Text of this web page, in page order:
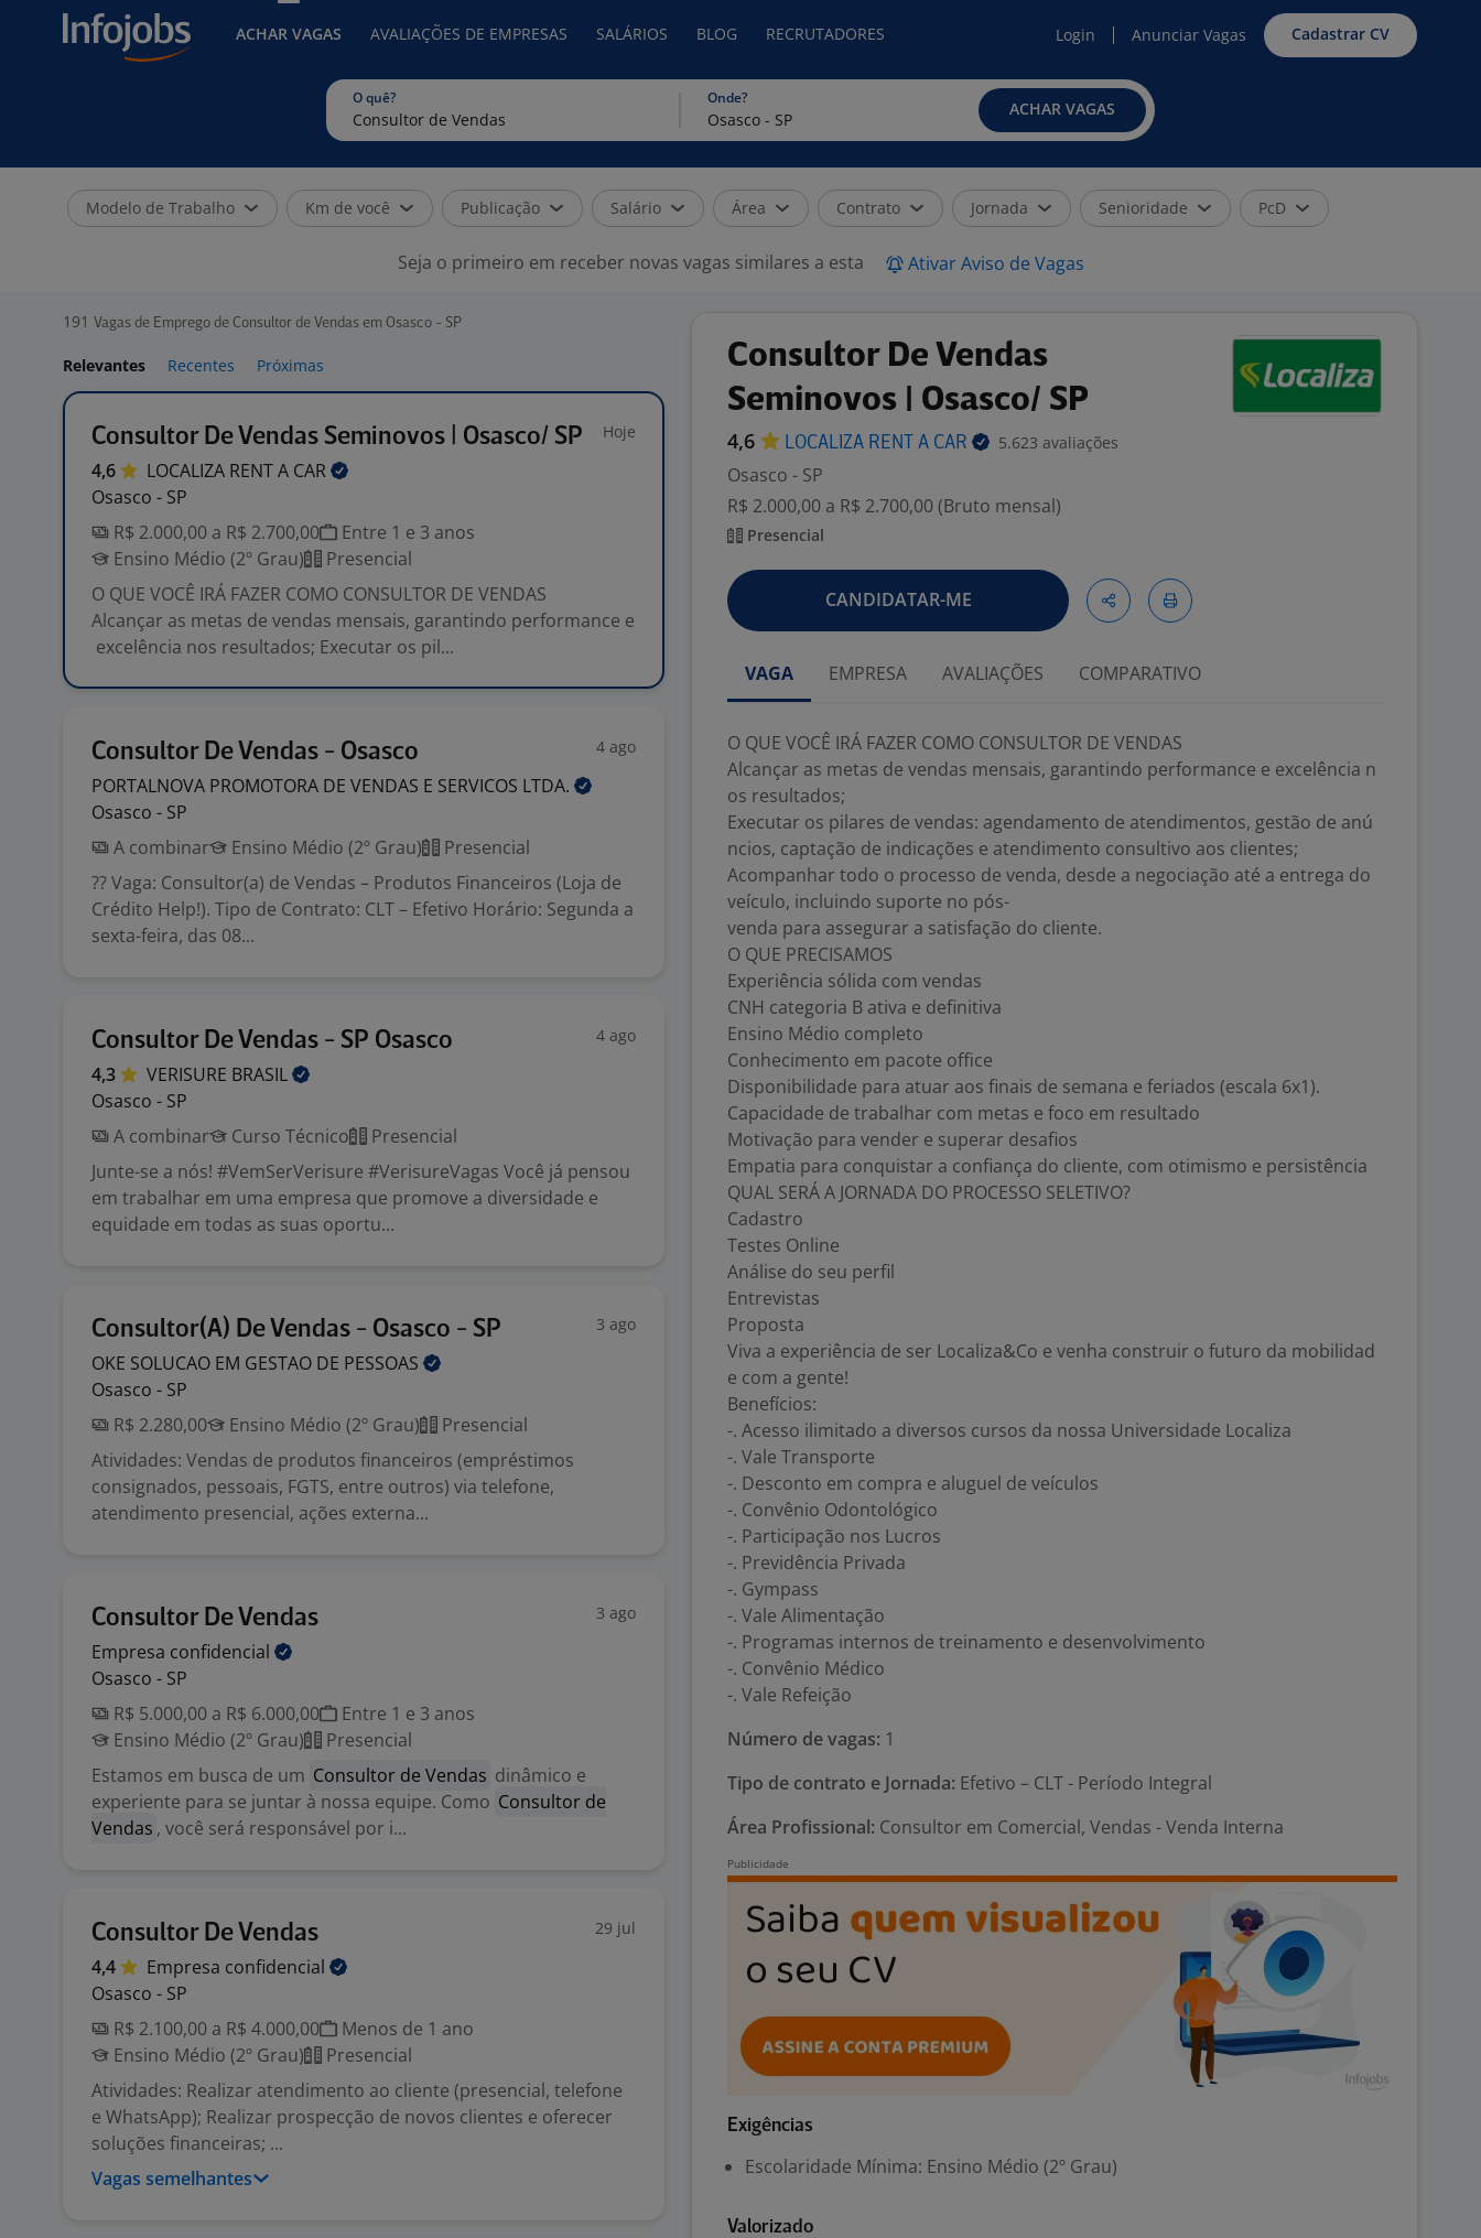
ACHAR VAGAS AVALIAÇÕES DE EMPRESAS SALÁRIOS BLOG RECRUTADORES Login Anunciar Vagas Cadastrar CV
O quê? Onde?
ACHAR VAGAS
Modelo de Trabalho Km de você Publicação Salário Área Contrato Jornada Senioridade PcD
Seja o primeiro em receber novas vagas similares a esta Ativar Aviso de Vagas
191 Vagas de Emprego de Consultor de Vendas em Osasco - SP
Relevantes Recentes Próximas
Consultor De Vendas Seminovos | Osasco/ SP Hoje
4,6 LOCALIZA RENT A CAR
Osasco - SP
R$ 2.000,00 a R$ 2.700,00
Entre 1 e 3 anos
Ensino Médio (2º Grau)
Presencial
O QUE VOCÊ IRÁ FAZER COMO CONSULTOR DE VENDAS
Alcançar as metas de vendas mensais, garantindo performance e
excelência nos resultados; Executar os pil...
Consultor De Vendas - Osasco 4 ago
PORTALNOVA PROMOTORA DE VENDAS E SERVICOS LTDA.
Osasco - SP
A combinar
Ensino Médio (2º Grau)
Presencial
?? Vaga: Consultor(a) de Vendas – Produtos Financeiros (Loja de
Crédito Help!). Tipo de Contrato: CLT – Efetivo Horário: Segunda a
sexta-feira, das 08...
Consultor De Vendas - SP Osasco 4 ago
4,3 VERISURE BRASIL
Osasco - SP
A combinar
Curso Técnico
Presencial
Junte-se a nós! #VemSerVerisure #VerisureVagas Você já pensou
em trabalhar em uma empresa que promove a diversidade e
equidade em todas as suas oportu...
Consultor(A) De Vendas - Osasco - SP 3 ago
OKE SOLUCAO EM GESTAO DE PESSOAS
Osasco - SP
R$ 2.280,00
Ensino Médio (2º Grau)
Presencial
Atividades: Vendas de produtos financeiros (empréstimos
consignados, pessoais, FGTS, entre outros) via telefone,
atendimento presencial, ações externa...
Consultor De Vendas 3 ago
Empresa confidencial
Osasco - SP
R$ 5.000,00 a R$ 6.000,00
Entre 1 e 3 anos
Ensino Médio (2º Grau)
Presencial
Estamos em busca de um Consultor de Vendas dinâmico e
experiente para se juntar à nossa equipe. Como Consultor de
Vendas , você será responsável por i...
Consultor De Vendas 29 jul
4,4 Empresa confidencial
Osasco - SP
R$ 2.100,00 a R$ 4.000,00
Menos de 1 ano
Ensino Médio (2º Grau)
Presencial
Atividades: Realizar atendimento ao cliente (presencial, telefone
e WhatsApp); Realizar prospecção de novos clientes e oferecer
soluções financeiras; ...
Vagas semelhantes
Consultor De Vendas
Seminovos | Osasco/ SP
4,6 LOCALIZA RENT A CAR 5.623 avaliações
Osasco - SP
R$ 2.000,00 a R$ 2.700,00 (Bruto mensal)
Presencial
CANDIDATAR-ME
VAGA EMPRESA AVALIAÇÕES COMPARATIVO
O QUE VOCÊ IRÁ FAZER COMO CONSULTOR DE VENDAS
Alcançar as metas de vendas mensais, garantindo performance e excelência n
os resultados;
Executar os pilares de vendas: agendamento de atendimentos, gestão de anú
ncios, captação de indicações e atendimento consultivo aos clientes;
Acompanhar todo o processo de venda, desde a negociação até a entrega do
veículo, incluindo suporte no pós-
venda para assegurar a satisfação do cliente.
O QUE PRECISAMOS
Experiência sólida com vendas
CNH categoria B ativa e definitiva
Ensino Médio completo
Conhecimento em pacote office
Disponibilidade para atuar aos finais de semana e feriados (escala 6x1).
Capacidade de trabalhar com metas e foco em resultado
Motivação para vender e superar desafios
Empatia para conquistar a confiança do cliente, com otimismo e persistência
QUAL SERÁ A JORNADA DO PROCESSO SELETIVO?
Cadastro
Testes Online
Análise do seu perfil
Entrevistas
Proposta
Viva a experiência de ser Localiza&Co e venha construir o futuro da mobilidad
e com a gente!
Benefícios:
-. Acesso ilimitado a diversos cursos da nossa Universidade Localiza
-. Vale Transporte
-. Desconto em compra e aluguel de veículos
-. Convênio Odontológico
-. Participação nos Lucros
-. Previdência Privada
-. Gympass
-. Vale Alimentação
-. Programas internos de treinamento e desenvolvimento
-. Convênio Médico
-. Vale Refeição
Número de vagas: 1
Tipo de contrato e Jornada: Efetivo – CLT - Período Integral
Área Profissional: Consultor em Comercial, Vendas - Venda Interna
Exigências
Escolaridade Mínima: Ensino Médio (2º Grau)
Valorizado